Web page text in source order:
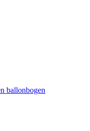
ballonbogen